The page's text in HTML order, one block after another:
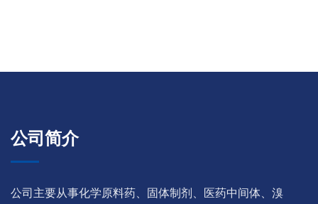
公司简介
公司主要从事化学原料药、固体制剂、医药中间体、溴